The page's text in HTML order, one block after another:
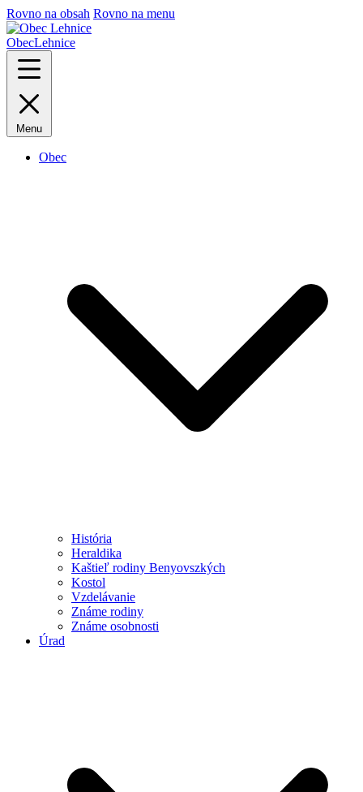
Rovno na obsah Rovno na menu
ObecLehnice
Menu
Obec
História
Heraldika
Kaštieľ rodiny Benyovszkých
Kostol
Vzdelávanie
Známe rodiny
Známe osobnosti
Úrad